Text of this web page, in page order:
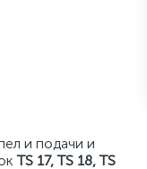
и подачи и
TS 17, TS 18, TS